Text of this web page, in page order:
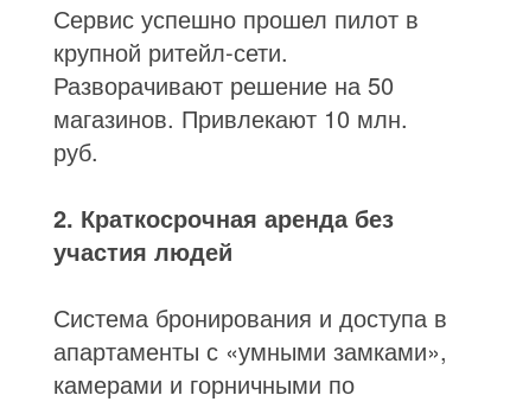
Сервис успешно прошел пилот в
крупной ритейл-сети.
Разворачивают решение на 50
магазинов. Привлекают 10 млн.
руб.
2. Краткосрочная аренда без
участия людей
Система бронирования и доступа в
апартаменты с «умными замками»,
камерами и горничными по